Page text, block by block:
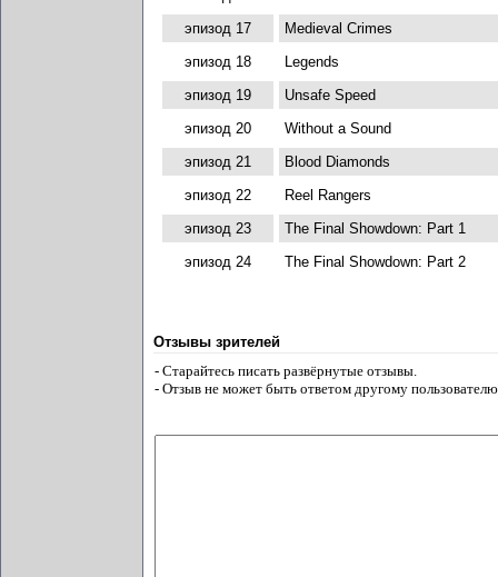
эпизод 17
Medieval Crimes
эпизод 18
Legends
эпизод 19
Unsafe Speed
эпизод 20
Without a Sound
эпизод 21
Blood Diamonds
эпизод 22
Reel Rangers
эпизод 23
The Final Showdown: Part 1
эпизод 24
The Final Showdown: Part 2
Отзывы зрителей
- Старайтесь писать развёрнутые отзывы.
- Отзыв не может быть ответом другому